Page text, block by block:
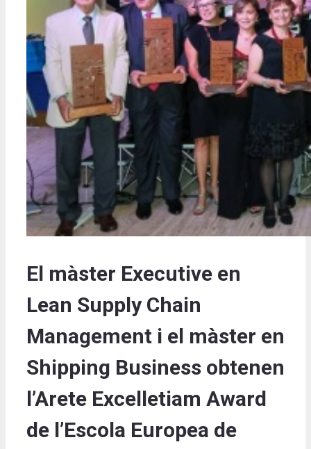
El màster Executive en
Lean Supply Chain
Management i el màster en
Shipping Business obtenen
l’Arete Excelletiam Award
de l’Escola Europea de